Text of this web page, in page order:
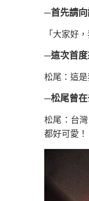
─首先請向
「大家好
─這次首度
松尾：這
─松尾曾在
松尾：台
都好可愛！